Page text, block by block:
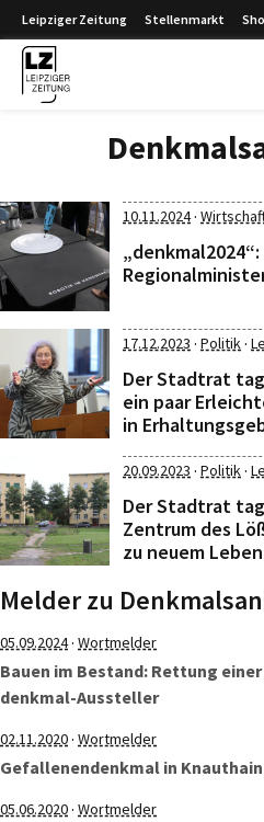
Leipziger Zeitung Stellenmarkt
10.11.2024·
17.12.2023 · Politik·
Der Stadtrat
ein paar
in
20.09.2023 · Politik·
Der Stadtrat
Zentrum des
zu neuem
Melder zu
05.09.2024· Wortmelder
Bauen im Bestand: Rettung
denkmal-Aussteller
02.11.2020· Wortmelder
Gefallenendenkmal in
05.06.2020· Wortmelder